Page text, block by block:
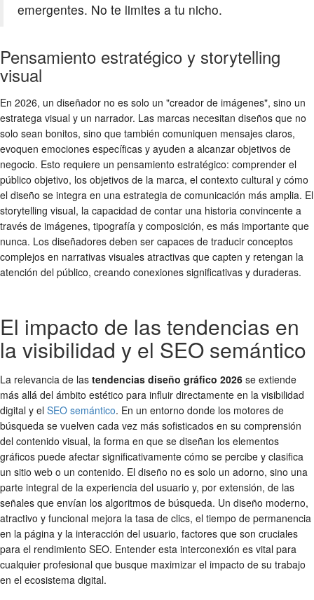
emergentes. No te limites a tu nicho.
Pensamiento estratégico y storytelling
visual
En 2026, un diseñador no es solo un "creador de imágenes", sino un
estratega visual y un narrador. Las marcas necesitan diseños que no
solo sean bonitos, sino que también comuniquen mensajes claros,
evoquen emociones específicas y ayuden a alcanzar objetivos de
negocio. Esto requiere un pensamiento estratégico: comprender el
público objetivo, los objetivos de la marca, el contexto cultural y cómo
el diseño se integra en una estrategia de comunicación más amplia. El
storytelling visual, la capacidad de contar una historia convincente a
través de imágenes, tipografía y composición, es más importante que
nunca. Los diseñadores deben ser capaces de traducir conceptos
complejos en narrativas visuales atractivas que capten y retengan la
atención del público, creando conexiones significativas y duraderas.
El impacto de las tendencias en
la visibilidad y el SEO semántico
La relevancia de las tendencias diseño gráfico 2026 se extiende
más allá del ámbito estético para influir directamente en la visibilidad
digital y el SEO semántico. En un entorno donde los motores de
búsqueda se vuelven cada vez más sofisticados en su comprensión
del contenido visual, la forma en que se diseñan los elementos
gráficos puede afectar significativamente cómo se percibe y clasifica
un sitio web o un contenido. El diseño no es solo un adorno, sino una
parte integral de la experiencia del usuario y, por extensión, de las
señales que envían los algoritmos de búsqueda. Un diseño moderno,
atractivo y funcional mejora la tasa de clics, el tiempo de permanencia
en la página y la interacción del usuario, factores que son cruciales
para el rendimiento SEO. Entender esta interconexión es vital para
cualquier profesional que busque maximizar el impacto de su trabajo
en el ecosistema digital.